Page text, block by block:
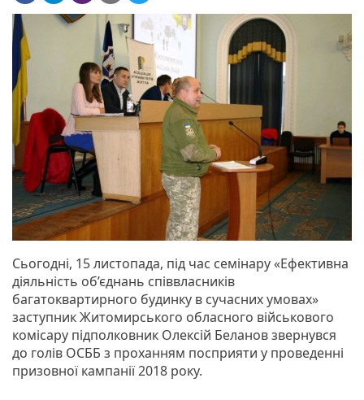
Сьогодні, 15 листопада, під час семінару «Ефективна
діяльність об’єднань співвласників
багатоквартирного будинку в сучасних умовах»
заступник Житомирського обласного військового
комісару підполковник Олексій Беланов звернувся
до голів ОСББ з проханням посприяти у проведенні
призовної кампанії 2018 року.